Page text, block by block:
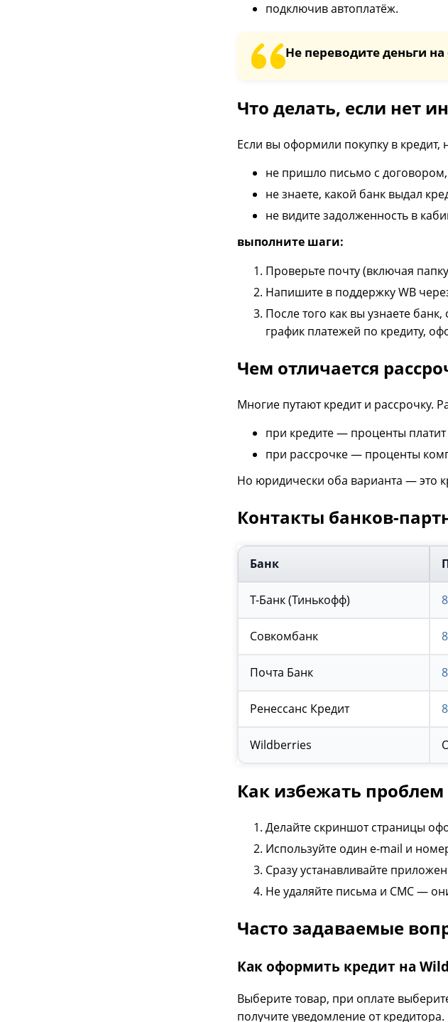
подключив автоплатёж.
Не переводите деньги
Что делать, если нет
Если вы оформили покупку в кредит,
не пришло письмо с договором,
не знаете, какой банк выдал
не видите задолженность в
выполните шаги:
Проверьте почту (включая
Напишите в поддержку WB
После того как вы узнаете
график платежей по кредиту,
Чем отличается
Многие путают кредит и рассрочку.
при кредите — проценты платит
при рассрочке — проценты
Но юридически оба варианта — это
Контакты банков-
Банк
Т-Банк (Тинькофф)
Совкомбанк
Почта Банк
Ренессанс Кредит
Wildberries
Как избежать
Делайте скриншот страницы
Используйте один e-mail и
Сразу устанавливайте
Не удаляйте письма и СМС —
Часто задаваемые
Как оформить кредит на
Выберите товар, при оплате
получите уведомление от кредитора.